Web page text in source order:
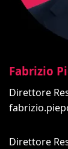
Fabrizio
Direttore
Direttore